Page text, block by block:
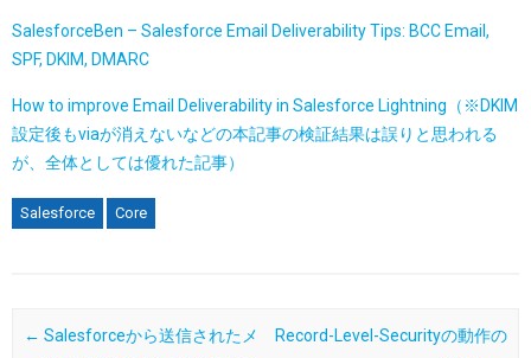
SalesforceBen – Salesforce Email Deliverability Tips: BCC Email,
SPF, DKIM, DMARC
How to improve Email Deliverability in Salesforce Lightning（※DKIM
設定後もviaが消えないなどの本記事の検証結果は誤りと思われる
が、全体としては優れた記事）
Salesforce Core
Post navigation
← Salesforceから送信されたメ
Record-Level-Securityの動作の